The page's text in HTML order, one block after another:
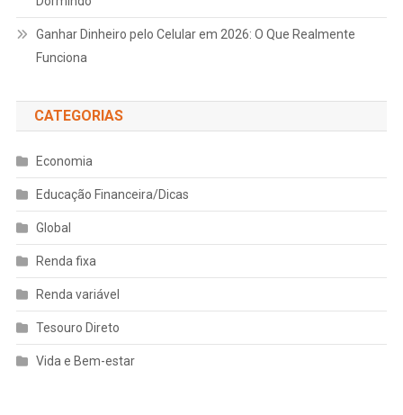
Ganhar Dinheiro pelo Celular em 2026: O Que Realmente
Funciona
CATEGORIAS
Economia
Educação Financeira/Dicas
Global
Renda fixa
Renda variável
Tesouro Direto
Vida e Bem-estar